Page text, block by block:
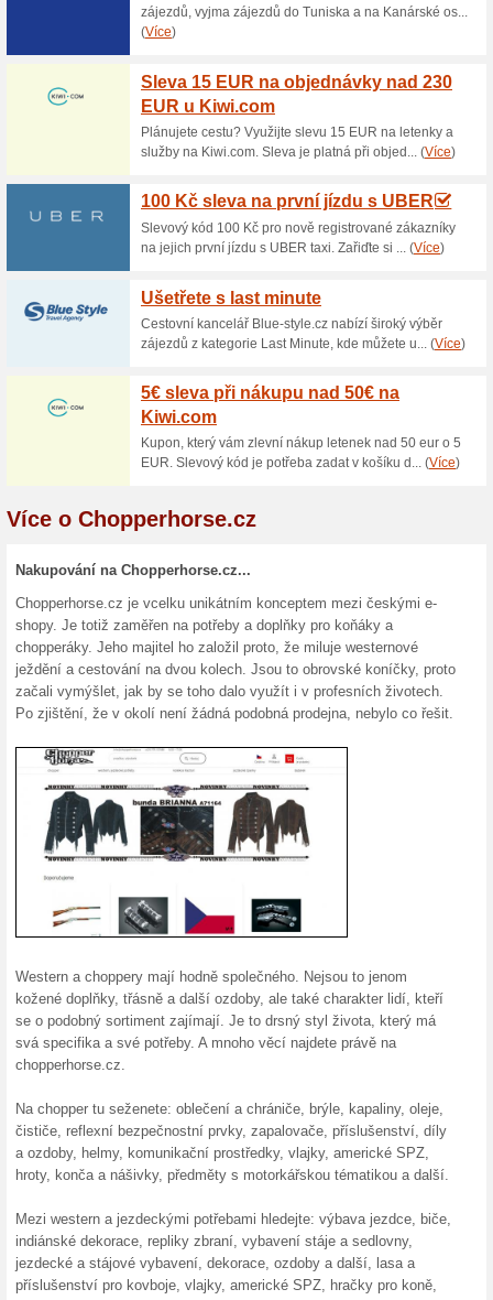
Aktuální slevy a
Nákup na splátky v
100% fungovalo
V internetovém obchodě
nákupy na splátky díky
informace naleznete na
Doprava zdarma na
Chopperhorse.cz
100% fungovalo Akce
Vybrané zboží v e-shopu
Výhodně tak pořídíte
WB-27 velikost: 37. Platí do
Podobné slevy a
15 %
Využijte
a užijte